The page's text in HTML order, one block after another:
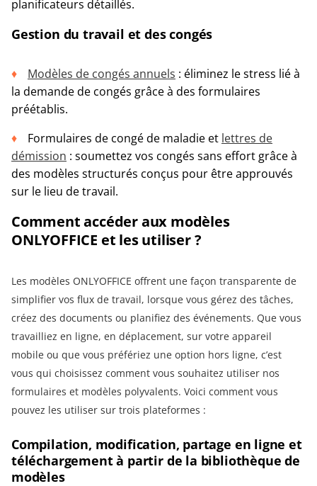
planificateurs détaillés.
Gestion du travail et des congés
Modèles de congés annuels : éliminez le stress lié à
la demande de congés grâce à des formulaires
préétablis.
Formulaires de congé de maladie et lettres de
démission : soumettez vos congés sans effort grâce à
des modèles structurés conçus pour être approuvés
sur le lieu de travail.
Comment accéder aux modèles
ONLYOFFICE et les utiliser ?
Les modèles ONLYOFFICE offrent une façon transparente de
simplifier vos flux de travail, lorsque vous gérez des tâches,
créez des documents ou planifiez des événements. Que vous
travailliez en ligne, en déplacement, sur votre appareil
mobile ou que vous préfériez une option hors ligne, c’est
vous qui choisissez comment vous souhaitez utiliser nos
formulaires et modèles polyvalents. Voici comment vous
pouvez les utiliser sur trois plateformes :
Compilation, modification, partage en ligne et
téléchargement à partir de la bibliothèque de
modèles